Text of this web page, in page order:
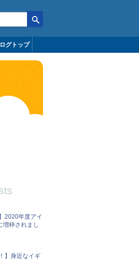
グトップ
2020年度アイ
増枠されまし
】身近なイギ